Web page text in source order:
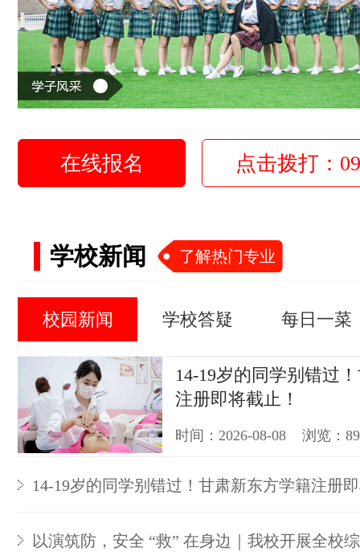
在线报名 点击拨打：
学校新闻 了解热门专业
校园新闻 学校答疑 每日一菜
14-19岁的同学别错过
注册即将截止！
时间：2026-08-08 浏览：
14-19岁的同学别错过！甘肃新东方学籍注册
以演筑防，安全 “救” 在身边｜我校开展全校综